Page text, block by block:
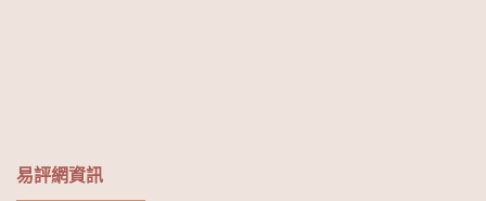
易評網資訊